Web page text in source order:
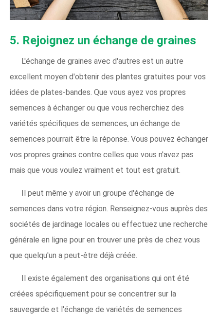
5. Rejoignez un échange de graines
L'échange de graines avec d'autres est un autre
excellent moyen d'obtenir des plantes gratuites pour vos
idées de plates-bandes. Que vous ayez vos propres
semences à échanger ou que vous recherchiez des
variétés spécifiques de semences, un échange de
semences pourrait être la réponse. Vous pouvez échanger
vos propres graines contre celles que vous n'avez pas
mais que vous voulez vraiment et tout est gratuit.
Il peut même y avoir un groupe d'échange de
semences dans votre région. Renseignez-vous auprès des
sociétés de jardinage locales ou effectuez une recherche
générale en ligne pour en trouver une près de chez vous
que quelqu'un a peut-être déjà créée.
Il existe également des organisations qui ont été
créées spécifiquement pour se concentrer sur la
sauvegarde et l'échange de variétés de semences